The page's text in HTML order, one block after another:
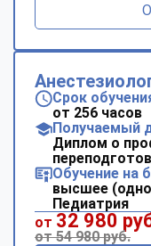
Срок
от 256 часов
Получаемый
Диплом о
Обучение на
высшее
Педиатрия
от 32 980
от 54 980 руб.